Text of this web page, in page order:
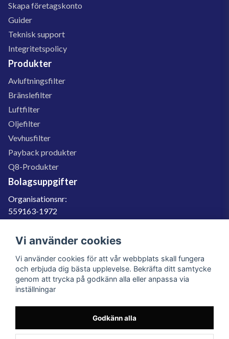
Skapa företagskonto
Guider
Teknisk support
Integritetspolicy
Produkter
Avluftningsfilter
Bränslefilter
Luftfilter
Oljefilter
Vevhusfilter
Payback produkter
Q8-Produkter
Bolagsuppgifter
Organisationsnr:
559163-1972
SE559163197201
060-566 800
info@filter.se
559163-1972
Vi använder cookies
Vi använder cookies för att vår webbplats skall fungera
och erbjuda dig bästa upplevelse. Bekräfta ditt samtycke
genom att trycka på godkänn alla eller anpassa via
inställningar
Godkänn alla